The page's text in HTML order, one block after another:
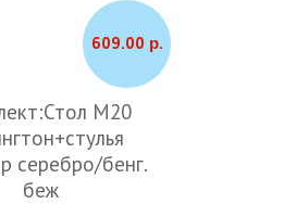
609.00 р.
М20
серебро/бенг.
беж